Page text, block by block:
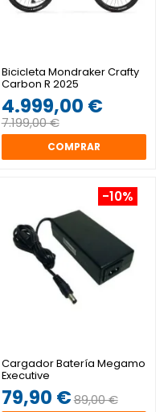
Bicicleta Mondraker Crafty
Carbon R 2025
4.999,00 €
7.199,00 €
COMPRAR
-10%
Cargador Batería Megamo
Executive
79,90 €89,00 €